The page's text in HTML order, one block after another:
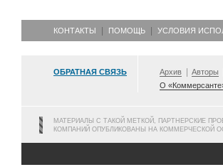
КОНТАКТЫ ПОМОЩЬ УСЛОВИЯ
ОБРАТНАЯ СВЯЗЬ Архив Авторы
О
МАТЕРИАЛЫ С ТАКОЙ МЕТКОЙ, ПАРТНЕРСКИЕ
КОМПАНИЙ ОПУБЛИКОВАНЫ НА КОММЕРЧЕСКОЙ